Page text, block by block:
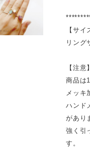
【サイ
リング
【注意】
商品は
メッキ
ハンド
があり
強く引
す。